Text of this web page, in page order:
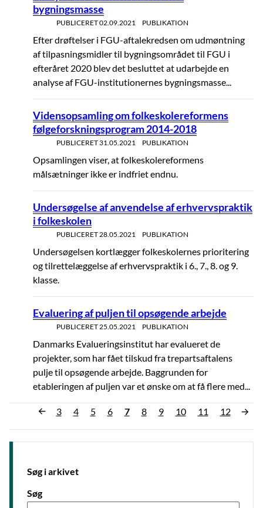
bygningsmasse
PUBLICERET02.09.2021 PUBLIKATION
Efter drøftelser i FGU-aftalekredsen om udmøntning
af tilpasningsmidler til bygningsområdet til FGU i
efteråret 2020 blev det besluttet at udarbejde en
analyse af FGU-institutionernes bygningsmasse...
Vidensopsamling om folkeskolereformens
følgeforskningsprogram 2014-2018
PUBLICERET31.05.2021 PUBLIKATION
Opsamlingen viser, at folkeskolereformens
målsætninger ikke er indfriet endnu.
Undersøgelse af anvendelse af erhvervspraktik
i folkeskolen
PUBLICERET 28.05.2021 PUBLIKATION
Undersøgelsen kortlægger folkeskolernes prioritering
og tilrettelæggelse af erhvervspraktik i 6., 7., 8. og 9.
klasse.
Evaluering af puljen til opsøgende arbejde
PUBLICERET 25.05.2021 PUBLIKATION
Danmarks Evalueringsinstitut har evalueret de
projekter, som har fået tilskud fra trepartsaftalens
pulje til opsøgende arbejde. Baggrunden for
etableringen af puljen var et ønske om at få flere med...
3 4 5 6 7 8 9 10 11 12
Søg i arkivet
Søg